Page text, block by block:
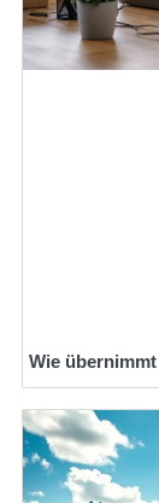
Wie